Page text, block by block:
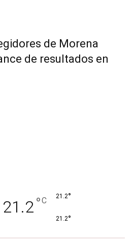
de Morena
de resultados en
21.2°C 21.2°
21.2°